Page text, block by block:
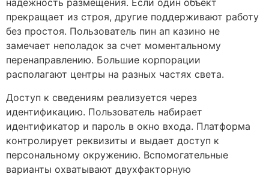
надежность размещения. Если один объект
прекращает из строя, другие поддерживают работу
без простоя. Пользователь пин ап казино не
замечает неполадок за счет моментальному
перенаправлению. Большие корпорации
располагают центры на разных частях света.
Доступ к сведениям реализуется через
идентификацию. Пользователь набирает
идентификатор и пароль в окно входа. Платформа
контролирует реквизиты и выдает доступ к
персональному окружению. Вспомогательные
варианты охватывают двухфакторную